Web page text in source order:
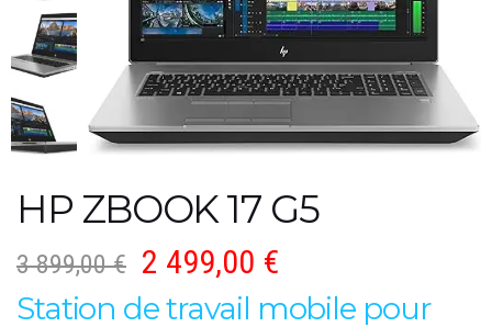
HP ZBOOK 17 G5
3 899,00€ 2 499,00 €
Station de travail mobile pour